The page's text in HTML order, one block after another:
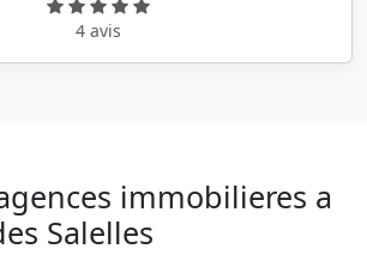
4 avis
immobilieres a
Salelles